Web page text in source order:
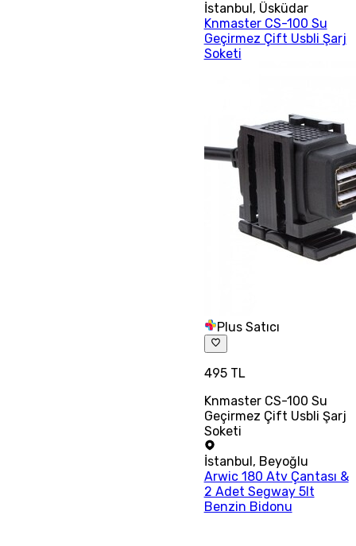
İstanbul , Üsküdar
Knmaster CS-100 Su
Geçirmez Çift Usbli Şarj
Soketi
Plus Satıcı
495 TL
Knmaster CS-100 Su
Geçirmez Çift Usbli Şarj
Soketi
İstanbul, Beyoğlu
Arwic 180 Atv Çantası &
2 Adet Segway 5lt
Benzin Bidonu